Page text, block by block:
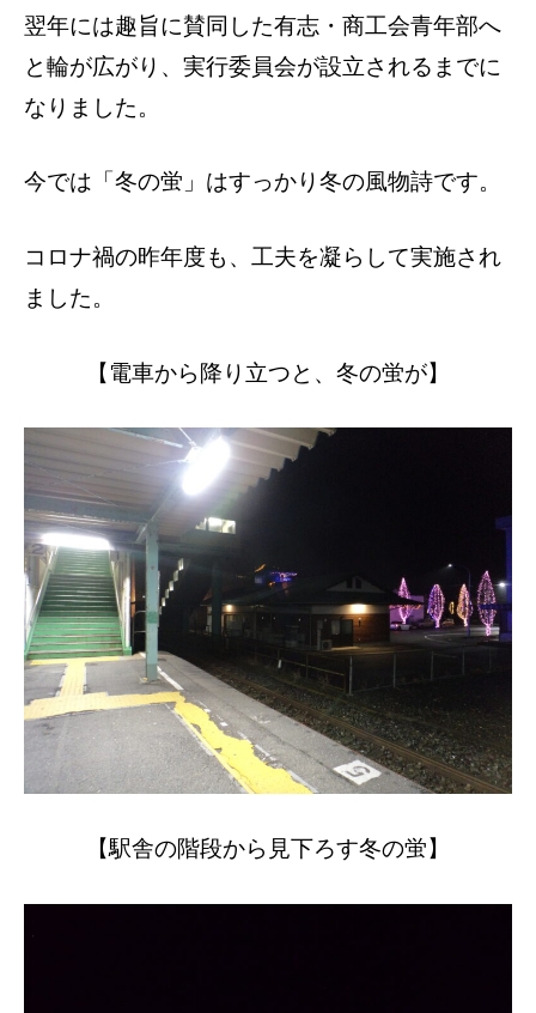
翌年には趣旨に賛同した有志・商工会青年部へ
と輪が広がり、実行委員会が設立されるまでに
なりました。
今では「冬の蛍」はすっかり冬の風物詩です。
コロナ禍の昨年度も、工夫を凝らして実施され
ました。
【電車から降り立つと、冬の蛍が】
【駅舎の階段から見下ろす冬の蛍】